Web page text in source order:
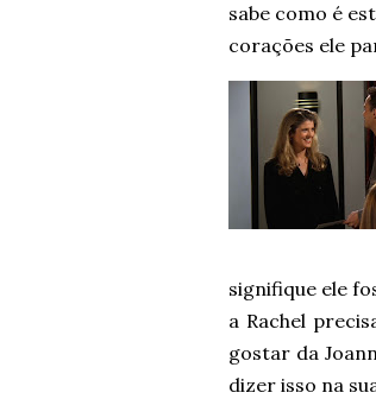
sabe como é
corações ele
signifique ele
a Rachel
gostar da
dizer isso na